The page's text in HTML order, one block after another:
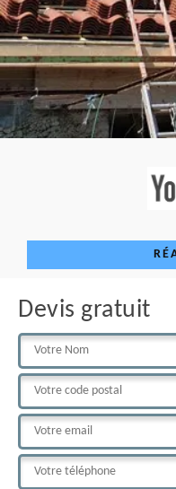
Devis gratuit